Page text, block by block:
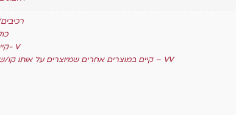
קיים במוצר- V
קיים במוצרים אחרים שמיוצרים על אותו קו/שטח ייצור – VV